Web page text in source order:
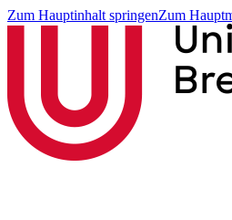
Zum Hauptinhalt springenZum